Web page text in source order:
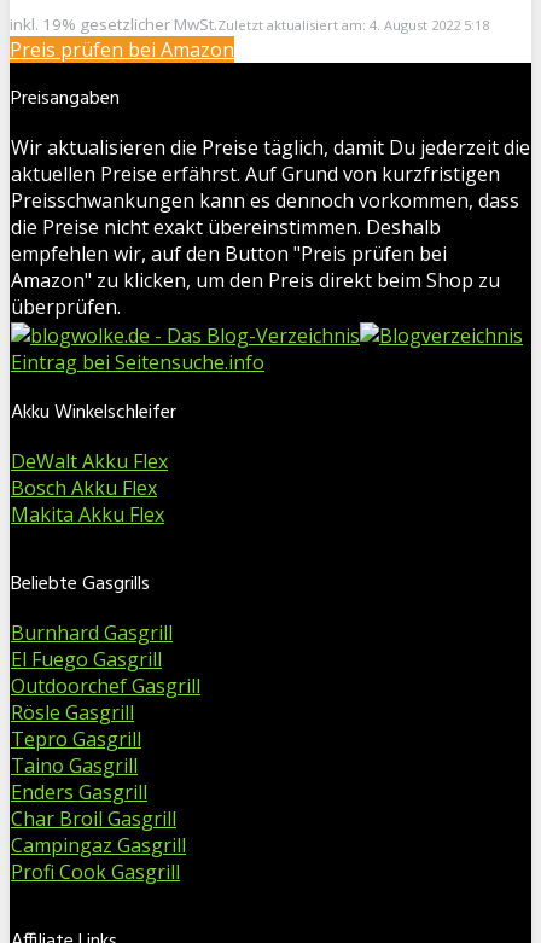
inkl. 19% gesetzlicher MwSt.Zuletzt aktualisiert am: 4. August 2022 5:18
Preis prüfen bei Amazon
Preisangaben
Wir aktualisieren die Preise täglich, damit Du jederzeit die
aktuellen Preise erfährst. Auf Grund von kurzfristigen
Preisschwankungen kann es dennoch vorkommen, dass
die Preise nicht exakt übereinstimmen. Deshalb
empfehlen wir, auf den Button "Preis prüfen bei
Amazon" zu klicken, um den Preis direkt beim Shop zu
überprüfen.
Eintrag bei Seitensuche.info
Akku Winkelschleifer
DeWalt Akku Flex
Bosch Akku Flex
Makita Akku Flex
Beliebte Gasgrills
Burnhard Gasgrill
El Fuego Gasgrill
Outdoorchef Gasgrill
Rösle Gasgrill
Tepro Gasgrill
Taino Gasgrill
Enders Gasgrill
Char Broil Gasgrill
Campingaz Gasgrill
Profi Cook Gasgrill